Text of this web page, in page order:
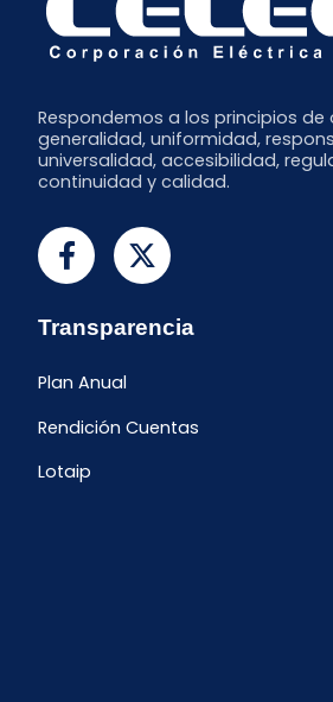
Respondemos a los principios
generalidad, uniformidad,
universalidad, accesibilidad,
continuidad y calidad.
Transparencia
Plan Anual
Rendición Cuentas
Lotaip